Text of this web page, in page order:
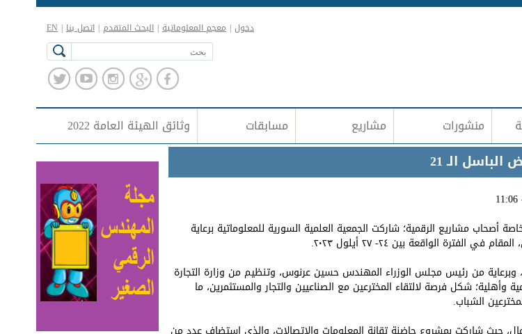
Jump to navigation
دخول | معجم المعلوماتية | البحث المتقدم | اتصل بنا |
EN
منشورات مشاريع مسابقات وثائق الهيئة العامة 2022
الـ 21
أصحاب مشاريع الرقمية؛ شاركت الجمعية العلمية السورية للمعلوماتية برعاية
الواقعة بين ٢٤- ٢٧ أيلول ٢٠٢٣.
من رئيس مجلس الوزراء المهندس حسين عرنوس، وتنظيم من وزارة التجارة
شكل فرصة لالتقاء المخترعين مع الصناعيين والتجار والمستثمرين، ما
الشباب.